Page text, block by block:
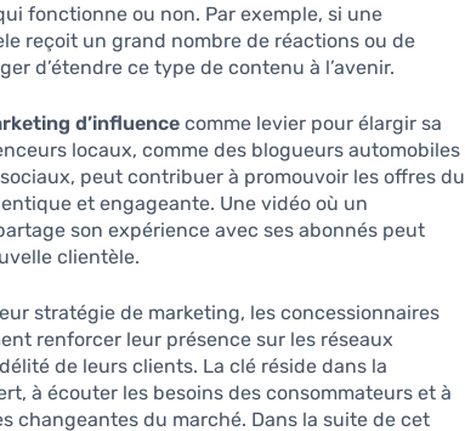
fonctionne ou non. Par exemple, si une
reçoit un grand nombre de réactions ou de
d’étendre ce type de contenu à l’avenir.
d’influence comme levier pour élargir sa
locaux, comme des blogueurs automobiles
peut contribuer à promouvoir les offres du
et engageante. Une vidéo où un
son expérience avec ses abonnés peut
clientèle.
stratégie de marketing, les concessionnaires
renforcer leur présence sur les réseaux
de leurs clients. La clé réside dans la
à écouter les besoins des consommateurs et à
changeantes du marché. Dans la suite de cet